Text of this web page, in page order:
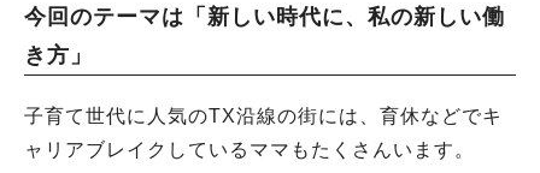
今回のテーマは「新しい時代に、私の新しい働
き方」
子育て世代に人気のTX沿線の街には、育休などでキ
ャリアブレイクしているママもたくさんいます。